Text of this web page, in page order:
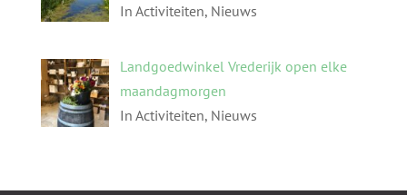
In Activiteiten, Nieuws
Landgoedwinkel Vrederijk open elke
maandagmorgen
In Activiteiten, Nieuws